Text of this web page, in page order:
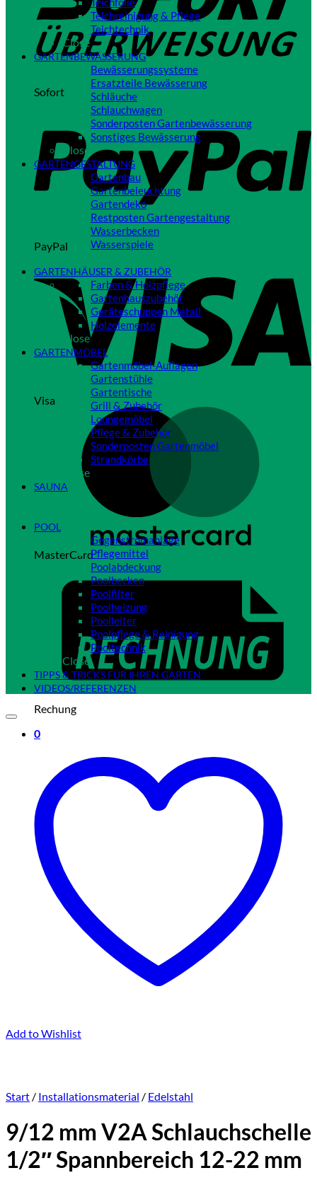
Sofort
PayPal
Visa
MasterCard
Rechung
0
Teichreinigung & Pflege
Teichtechnik
Close
GARTENBEWÄSSERUNG
Bewässerungssysteme
Ersatzteile Bewässerung
Schläuche
Schlauchwagen
Sonderposten Gartenbewässerung
Sonstiges Bewässerung
Close
GARTENGESTALTUNG
Gartenbau
Gartenbeleuchtung
Gartendeko
Restposten Gartengestaltung
Wasserbecken
Wasserspiele
GARTENHÄUSER & ZUBEHÖR
Farben & Holzpflege
Gartenhauszubehör
Geräteschuppen Metall
Holzelemente
Close
GARTENMÖBEL
Gartenmöbel-Auflagen
Gartenstühle
Gartentische
Grill & Zubehör
Loungemöbel
Pflege & Zubehör
Sonderposten Gartenmöbel
Strandkörbe
Close
SAUNA
POOL
Gegenstromanlage
Pflegemittel
Poolabdeckung
Poolbecken
Poolfilter
Poolheizung
Poolleiter
Poolpflege & Reinigung
Pooltechnik
Close
TIPPS & TRICKS FÜR IHREN GARTEN
VIDEOS/REFERENZEN
Add to Wishlist
Start / Installationsmaterial / Edelstahl
9/12 mm V2A Schlauchschelle
1/2″ Spannbereich 12-22 mm